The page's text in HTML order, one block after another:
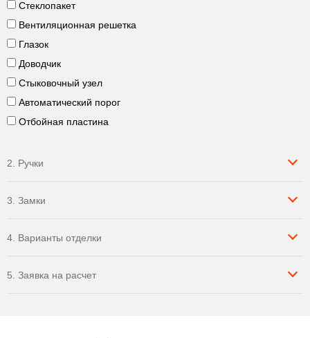
Стеклопакет
Вентиляционная решетка
Глазок
Доводчик
Стыковочный узел
Автоматический порог
Отбойная пластина
2. Ручки
3. Замки
4. Варианты отделки
5. Заявка на расчет